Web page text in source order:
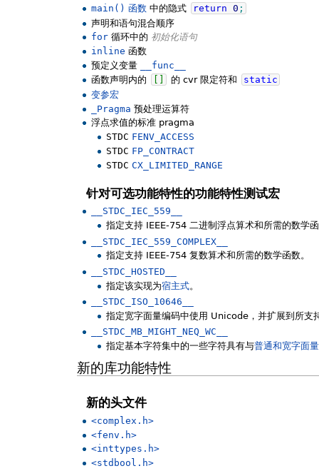
main() 函数 中的隐式 return 0 ;
声明和语句混合顺序
for 循环中的 初始化语句
inline 函数
预定义变量
__func__
函数声明内的
的 cvr 限定符和
static
变参宏
_Pragma 预处理运算符
浮点求值的标准 pragma
STDC FENV_ACCESS
STDC FP_CONTRACT
STDC CX_LIMITED_RANGE
针对可选功能特性的功能特性测试宏
__STDC_IEC_559__
指定支持 IEEE-754 二进制浮点算术和所需的数学
__STDC_IEC_559_COMPLEX__
指定支持 IEEE-754 复数算术和所需的数学函数。
__STDC_HOSTED__
指定该实现为宿主式。
__STDC_ISO_10646__
指定宽字面量编码中使用 Unicode，并扩展到所支
__STDC_MB_MIGHT_NEQ_WC__
指定基本字符集中的一些字符具有与普通和宽字面
新的库功能特性
新的头文件
<complex.h>
<fenv.h>
<inttypes.h>
<stdbool.h>